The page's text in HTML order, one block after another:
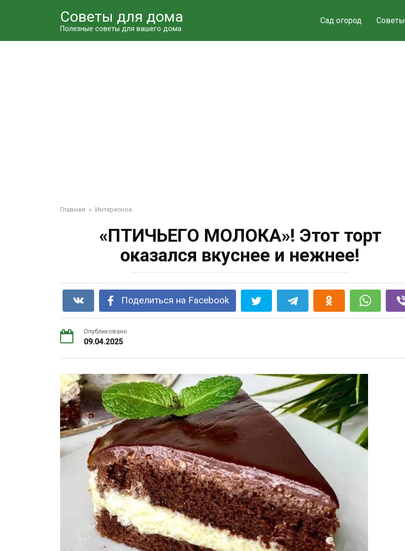
Советы для дома
Полезные советы для вашего дома
Сад огород Советы
Главная » Интересное
«ПТИЧЬЕГО МОЛОКА»! Этот торт
оказался вкуснее и нежнее!
Поделиться на Facebook
Опубликовано
09.04.2025